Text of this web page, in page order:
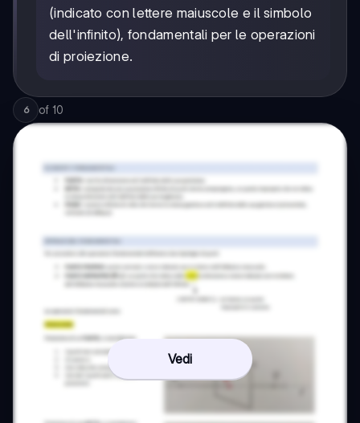
(indicato con lettere maiuscole e il simbolo
dell'infinito), fondamentali per le operazioni
di proiezione.
6 of 10
Vedi